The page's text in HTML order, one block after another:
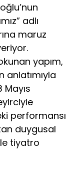
adlı
maruz
yapım,
anlatımıyla
performansı
duygusal
tiyatro